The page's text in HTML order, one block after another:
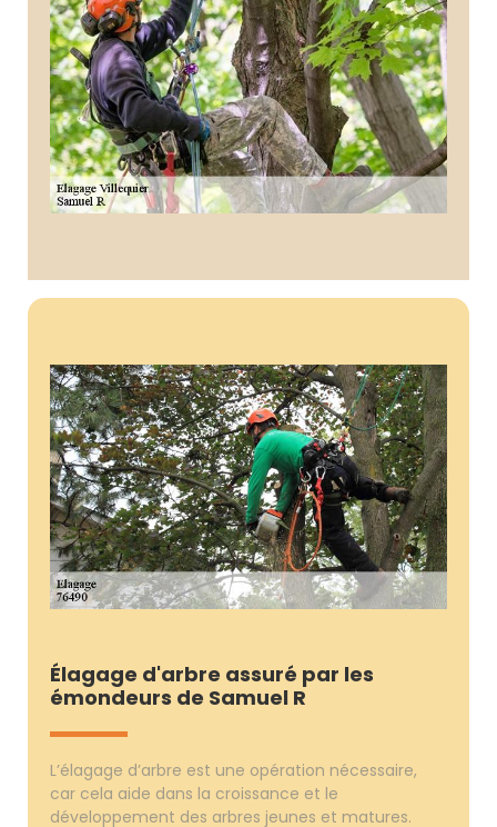
Élagage d'arbre assuré par les
émondeurs de Samuel R
L’élagage d’arbre est une opération nécessaire,
car cela aide dans la croissance et le
développement des arbres jeunes et matures.